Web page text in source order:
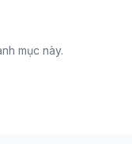
mục này.